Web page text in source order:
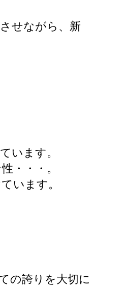
せながら、新
います。
・・・。
います。
の誇りを大切に